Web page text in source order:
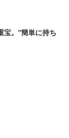
宝。“簡単に持ち